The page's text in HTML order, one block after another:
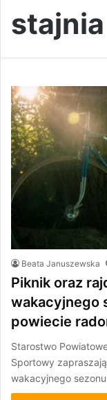
Beata Januszewska
Piknik oraz
wakacyjnego
powiecie
Starostwo
Sportowy
wakacyjnego